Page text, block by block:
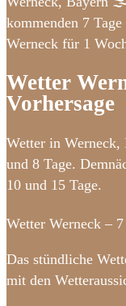
kommenden 7
Werneck für 1
Wetter
Vorhersage
Wetter in Werneck,
und 8 Tage.
10 und 15 Tage.
Wetter Werneck –
Das stündliche
mit den